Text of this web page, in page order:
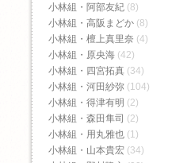
小林組・阿部友紀 (8)
小林組・高阪まどか (8)
小林組・檀上真里奈 (4)
小林組・原央海 (42)
小林組・四宮拓真 (34)
小林組・河田紗弥 (104)
小林組・得津有明 (2)
小林組・森田隼司 (2)
小林組・用丸雅也 (1)
小林組・山本貴宏 (34)